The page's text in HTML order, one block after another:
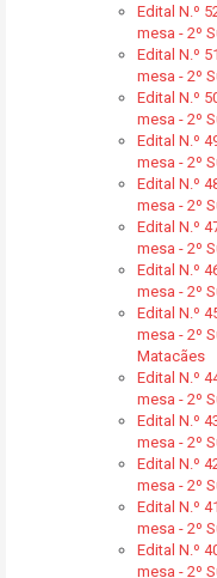
Edital N.º
mesa - 2º
Edital N.º
mesa - 2º
Edital N.º
mesa - 2º
Edital N.º
mesa - 2º
Edital N.º
mesa - 2º
Edital N.º
mesa - 2º
Edital N.º
mesa - 2º
Edital N.º
mesa - 2º
Matacães
Edital N.º
mesa - 2º
Edital N.º
mesa - 2º
Edital N.º
mesa - 2º
Edital N.º
mesa - 2º
Edital N.º
mesa - 2º